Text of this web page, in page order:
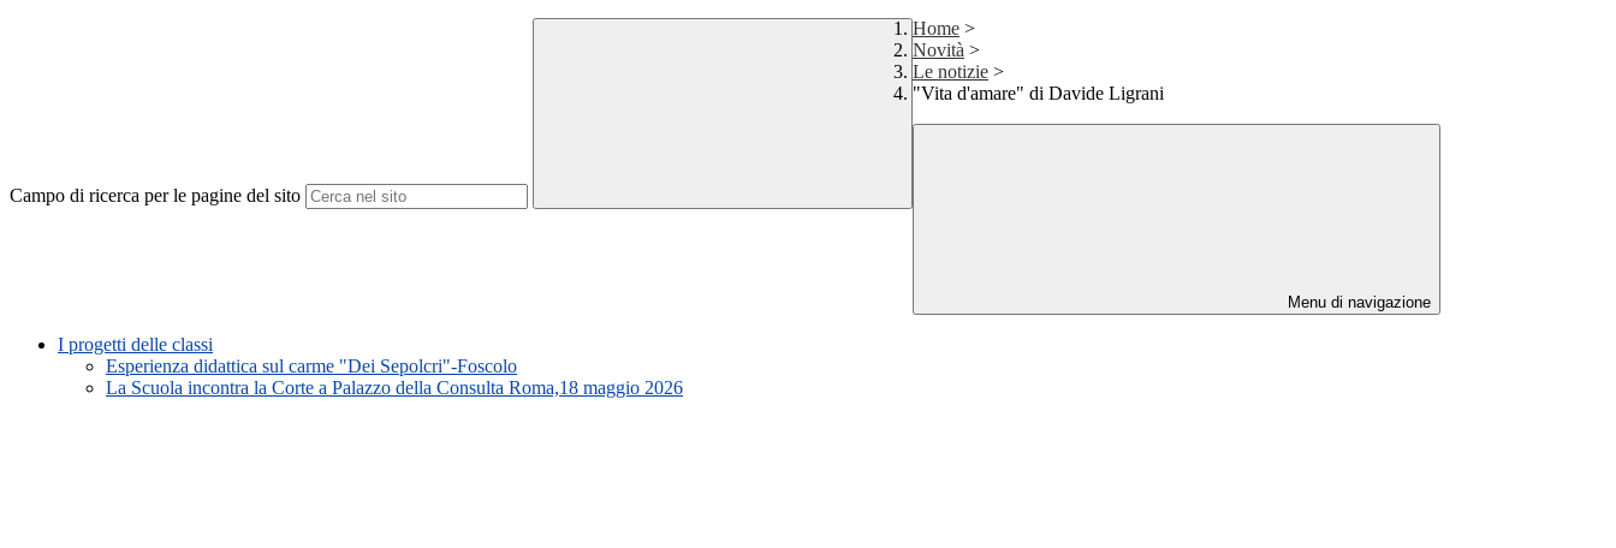
Campo di ricerca per le pagine del sito
Home >
Novità >
Le notizie >
"Vita d'amare" di Davide Ligrani
Menu di navigazione
I progetti delle classi
Esperienza didattica sul carme "Dei Sepolcri"-Foscolo
La Scuola incontra la Corte a Palazzo della Consulta Roma,18 maggio 2026